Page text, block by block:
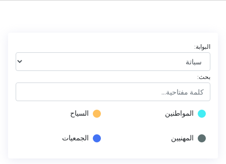
البوابة:
بحث:
المواطنين السياح
المهنيين الجمعيات